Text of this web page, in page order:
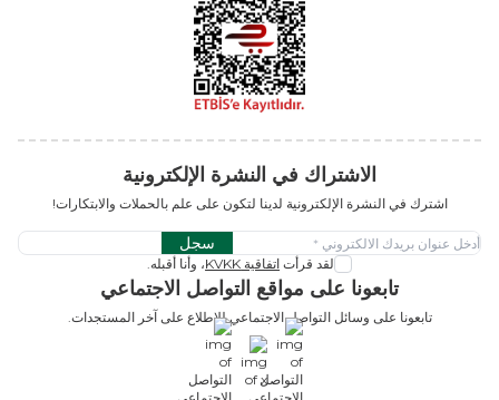
الاشتراك في النشرة الإلكترونية
اشترك في النشرة الإلكترونية لدينا لتكون على علم بالحملات والابتكارات!
سجل
لقد قرأت اتفاقية KVKK ، وأنا أقبله.
تابعونا على مواقع التواصل الاجتماعي
تابعونا على وسائل التواصل الاجتماعي للاطلاع على آخر المستجدات.
x